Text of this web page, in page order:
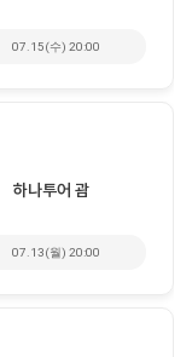
07.15(수) 20:00
하나투어 괌
07.13(월) 20:00